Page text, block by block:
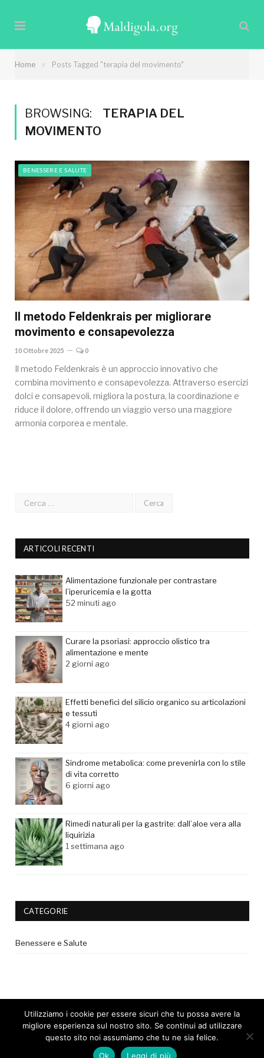
Home » Posts Tagged "terapia del movimento"
BROWSING:
TERAPIA DEL
MOVIMENTO
BENESSERE E SALUTE
Il metodo Feldenkrais per migliorare
movimento e consapevolezza
10 Ottobre 2025 0
Il metodo Feldenkrais è un approccio innovativo che
combina movimento e consapevolezza. Attraverso esercizi
dolci e consapevoli, migliora la postura, la coordinazione e
riduce il dolore, offrendo un viaggio verso una maggiore
armonia corporea e mentale.
ARTICOLI RECENTI
Alimentazione funzionale per contrastare
l’iperuricemia e la gotta
52 minuti ago
Curare la psoriasi: approccio olistico tra
alimentazione e mente
2 giorni ago
Effetti benefici del silicio organico su articolazioni
e tessuti
4 giorni ago
Sindrome metabolica: come prevenirla con lo stile
di vita corretto
6 giorni ago
Rimedi naturali per la gastrite: dall’aloe vera alla
liquirizia
1 settimana ago
CATEGORIE
Benessere e Salute
© 2017 - Tutti i diritti riservati. |Privacy Policy
Utilizziamo i cookie per essere sicuri che tu possa avere la
migliore esperienza sul nostro sito. Se continui ad utilizzare
questo sito noi assumiamo che tu ne sia felice.
Ok
Leggi di più